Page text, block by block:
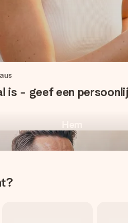
voor elk
cadeaus
is - geef een